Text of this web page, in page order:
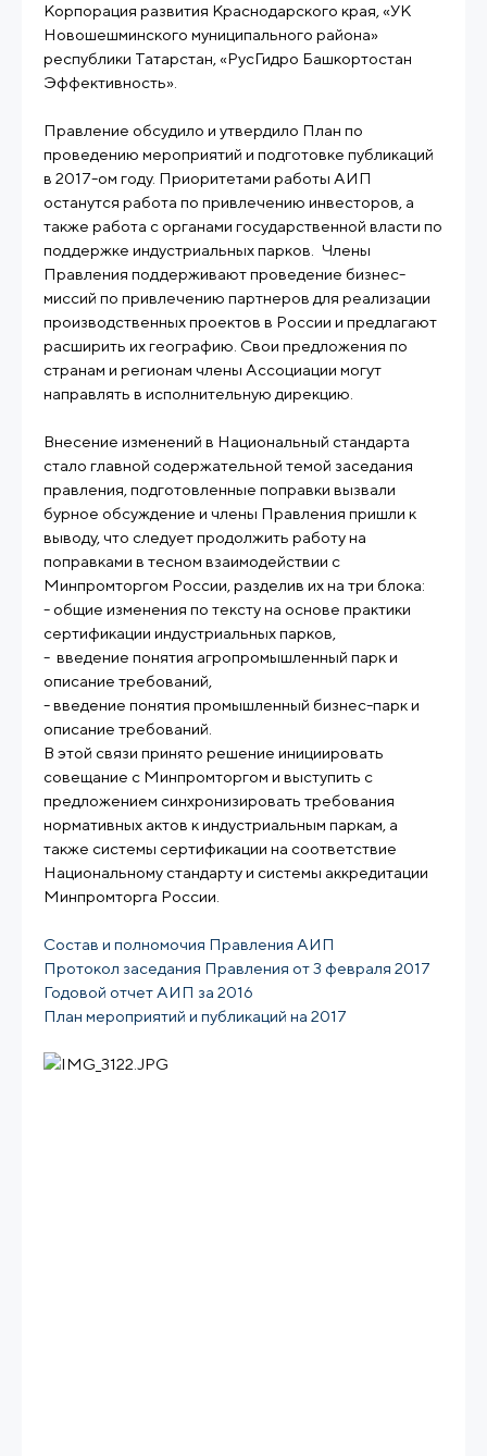
Корпорация развития Краснодарского края, «УК
Новошешминского муниципального района»
республики Татарстан, «РусГидро Башкортостан
Эффективность».
Правление обсудило и утвердило План по
проведению мероприятий и подготовке публикаций
в 2017-ом году. Приоритетами работы АИП
останутся работа по привлечению инвесторов, а
также работа с органами государственной власти по
поддержке индустриальных парков. Члены
Правления поддерживают проведение бизнес-
миссий по привлечению партнеров для реализации
производственных проектов в России и предлагают
расширить их географию. Свои предложения по
странам и регионам члены Ассоциации могут
направлять в исполнительную дирекцию.
Внесение изменений в Национальный стандарта
стало главной содержательной темой заседания
правления, подготовленные поправки вызвали
бурное обсуждение и члены Правления пришли к
выводу, что следует продолжить работу на
поправками в тесном взаимодействии с
Минпромторгом России, разделив их на три блока:
- общие изменения по тексту на основе практики
сертификации индустриальных парков,
- введение понятия агропромышленный парк и
описание требований,
- введение понятия промышленный бизнес-парк и
описание требований.
В этой связи принято решение инициировать
совещание с Минпромторгом и выступить с
предложением синхронизировать требования
нормативных актов к индустриальным паркам, а
также системы сертификации на соответствие
Национальному стандарту и системы аккредитации
Минпромторга России.
Состав и полномочия Правления АИП
Протокол заседания Правления от 3 февраля 2017
Годовой отчет АИП за 2016
План мероприятий и публикаций на 2017